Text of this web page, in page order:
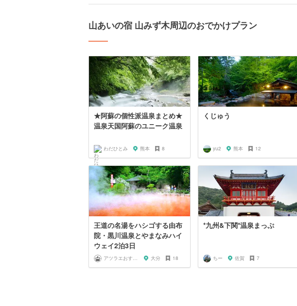
山あいの宿 山みず木周辺のおでかけプラン
★阿蘇の個性派温泉まとめ★
温泉天国阿蘇のユニーク温泉
わだひとみ 熊本 8
くじゅう
yu2 熊本 12
王道の名湯をハシゴする由布
院・黒川温泉とやまなみハイ
ウェイ2泊3日
アツラエおすすめ旅プラン！ 大分 18
*九州&下関*温泉まっぷ
ちー 佐賀 7